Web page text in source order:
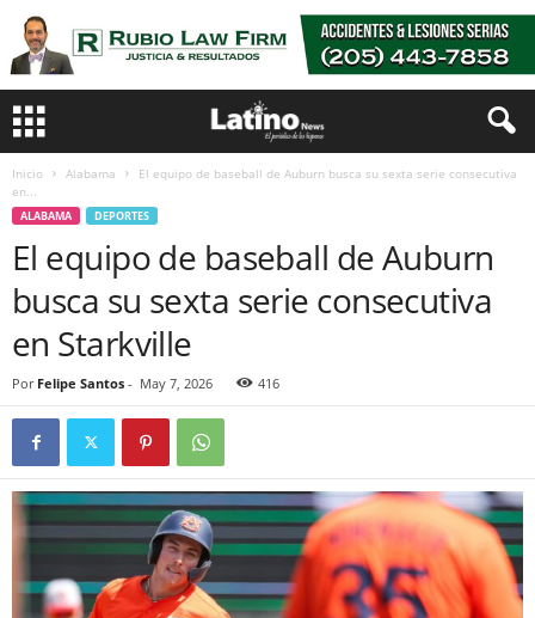
Inicio Alabama
El equipo de baseball de Auburn busca su sexta serie consecutiva
en...
ALABAMA DEPORTES
El equipo de baseball de Auburn
busca su sexta serie consecutiva
en Starkville
Por Felipe Santos - May 7, 2026 416